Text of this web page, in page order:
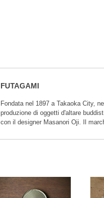
FUTAGAMI
Fondata nel 1897 a Takaoka City,
produzione di oggetti d'altare
con il designer Masanori Oji. Il